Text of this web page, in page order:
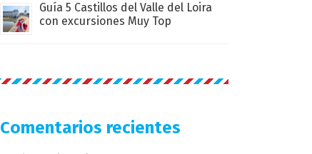
Guía 5 Castillos del Valle del Loira
con excursiones Muy Top
Comentarios recientes